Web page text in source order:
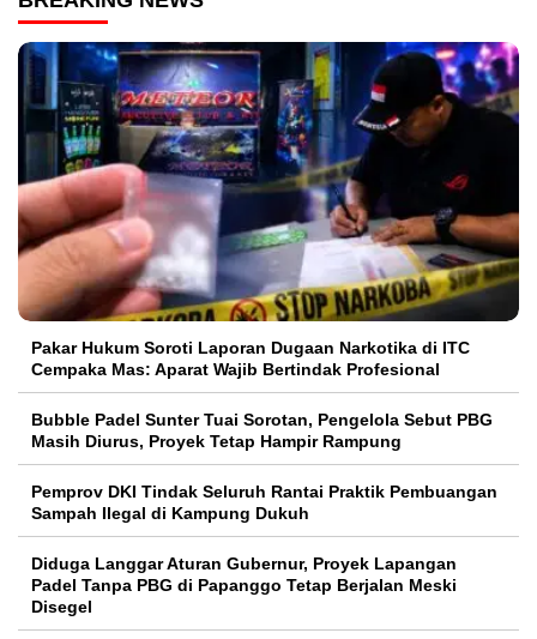
Pakar Hukum Soroti Laporan Dugaan Narkotika di ITC
Cempaka Mas: Aparat Wajib Bertindak Profesional
Bubble Padel Sunter Tuai Sorotan, Pengelola Sebut PBG
Masih Diurus, Proyek Tetap Hampir Rampung
Pemprov DKI Tindak Seluruh Rantai Praktik Pembuangan
Sampah Ilegal di Kampung Dukuh
Diduga Langgar Aturan Gubernur, Proyek Lapangan
Padel Tanpa PBG di Papanggo Tetap Berjalan Meski
Disegel